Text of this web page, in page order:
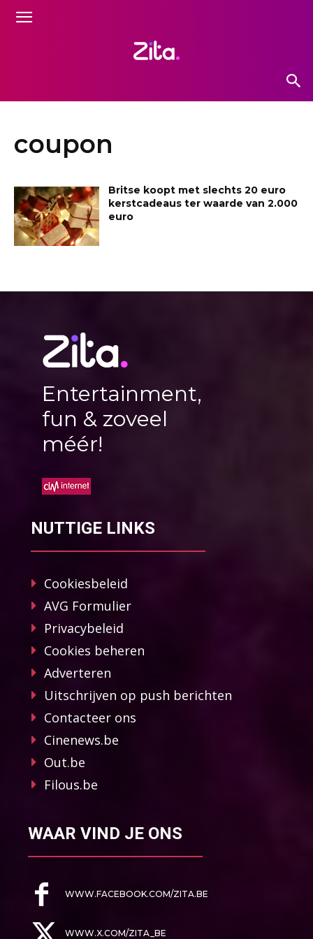
coupon
Britse koopt met slechts 20 euro
kerstcadeaus ter waarde van 2.000
euro
Entertainment,
fun & zoveel
méér!
NUTTIGE LINKS
Cookiesbeleid
AVG Formulier
Privacybeleid
Cookies beheren
Adverteren
Uitschrijven op push berichten
Contacteer ons
Cinenews.be
Out.be
Filous.be
WAAR VIND JE ONS
WWW.FACEBOOK.COM/ZITA.BE
WWW.X.COM/ZITA_BE